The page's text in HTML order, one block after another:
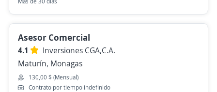
Asesor Comercial
4.1
Inversiones CGA,C.A.
Maturín, Monagas
130,00 $ (Mensual)
Contrato por tiempo indefinido